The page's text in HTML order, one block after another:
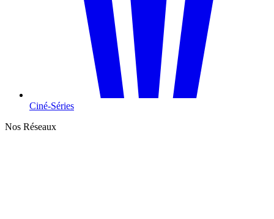
Ciné-Séries
Nos Réseaux